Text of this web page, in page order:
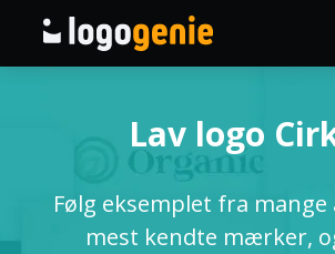
AI logogenerator
Logoidéer
Lav logo
Følg eksemplet fra mange
mest kendte mærker,